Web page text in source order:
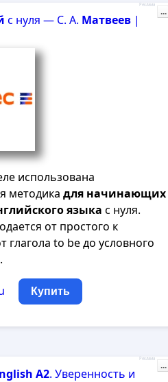
с нуля — С. А. Матвеев|
использована
методика для начинающих
языка с нуля.
от простого к
глагола to be до условного
Купить
Реклама
...
A2. Уверенность и
Реклама
...